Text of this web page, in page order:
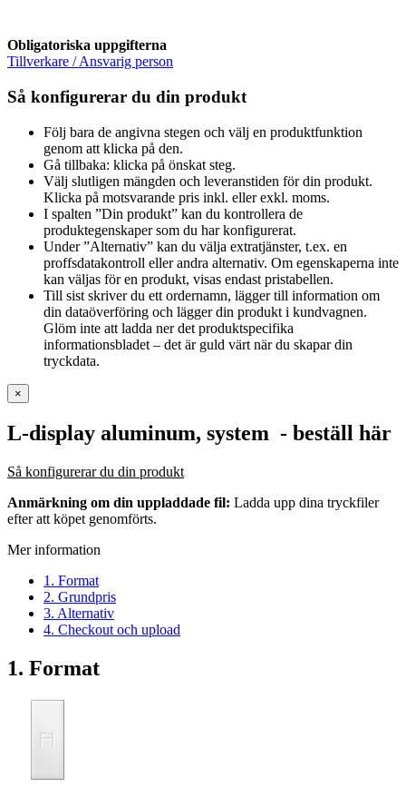
Obligatoriska uppgifterna
Tillverkare / Ansvarig person
Så konfigurerar du din produkt
Följ bara de angivna stegen och välj en produktfunktion
genom att klicka på den.
Gå tillbaka: klicka på önskat steg.
Välj slutligen mängden och leveranstiden för din produkt.
Klicka på motsvarande pris inkl. eller exkl. moms.
I spalten ”Din produkt” kan du kontrollera de
produktegenskaper som du har konfigurerat.
Under ”Alternativ” kan du välja extratjänster, t.ex. en
proffsdatakontroll eller andra alternativ. Om egenskaperna inte
kan väljas för en produkt, visas endast pristabellen.
Till sist skriver du ett ordernamn, lägger till information om
din dataöverföring och lägger din produkt i kundvagnen.
Glöm inte att ladda ner det produktspecifika
informationsbladet – det är guld värt när du skapar din
tryckdata.
×
L-display aluminum, system - beställ här
Så konfigurerar du din produkt
Anmärkning om din uppladdade fil: Ladda upp dina tryckfiler
efter att köpet genomförts.
Mer information
1. Format
2. Grundpris
3. Alternativ
4. Checkout och upload
1. Format